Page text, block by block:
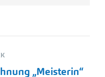
„Meisterin“